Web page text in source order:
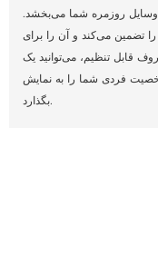
روزمره شما می‌بخشد.
تضمین می‌کند و آن را برای
قابل تنظیم، می‌توانید یک
فردی شما را به نمایش
بگذارد.